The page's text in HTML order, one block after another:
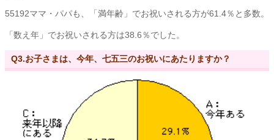
55192ママ・パパも、「満年齢」でお祝いされる方が61.4％と多数。
「数え年」でお祝いされる方は38.6％でした。
Q3.お子さまは、今年、七五三のお祝いにあたりますか？